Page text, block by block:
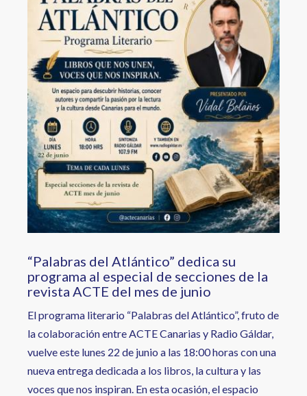
“Palabras del Atlántico” dedica su
programa al especial de secciones de la
revista ACTE del mes de junio
El programa literario “Palabras del Atlántico”, fruto de
la colaboración entre ACTE Canarias y Radio Gáldar,
vuelve este lunes 22 de junio a las 18:00 horas con una
nueva entrega dedicada a los libros, la cultura y las
voces que nos inspiran. En esta ocasión, el espacio